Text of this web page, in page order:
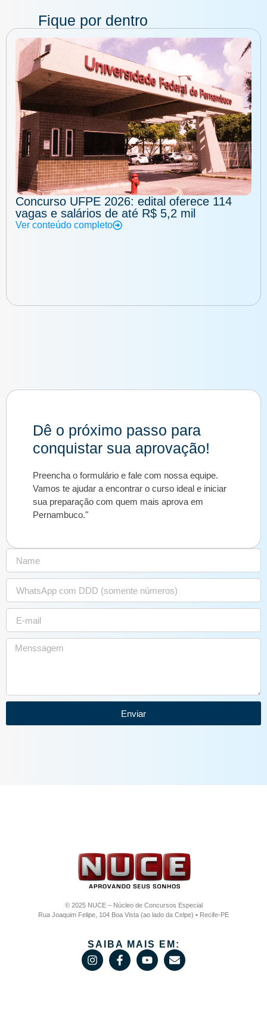
Fique por dentro
Concurso UFPE 2026: edital oferece 114
vagas e salários de até R$ 5,2 mil
Ver conteúdo completo
Dê o próximo passo para
conquistar sua aprovação!
Preencha o formulário e fale com nossa equipe.
Vamos te ajudar a encontrar o curso ideal e iniciar
sua preparação com quem mais aprova em
Pernambuco."
Enviar
© 2025 NUCE – Núcleo de Concursos Especial
Rua Joaquim Felipe, 104 Boa Vista (ao lado da Celpe) • Recife-PE
SAIBA MAIS EM: